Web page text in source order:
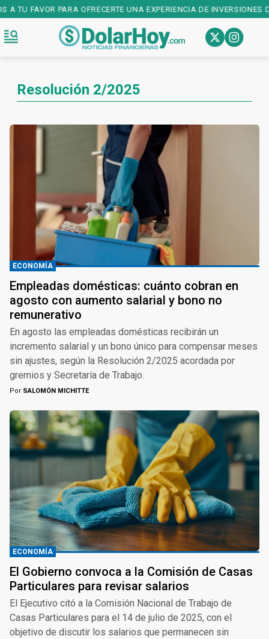
FAVOR PARA OFRECERTE UNA EXPERIENCIA DE INVERSIONES
Resolución 2/2025
ECONOMÍA
Empleadas domésticas: cuánto cobran en
agosto con aumento salarial y bono no
remunerativo
En agosto las empleadas domésticas recibirán un
incremento salarial y un bono único para compensar meses
sin ajustes, según la Resolución 2/2025 acordada por
gremios y Secretaría de Trabajo.
Por SALOMÓN MICHITTE
ECONOMÍA
El Gobierno convoca a la Comisión de Casas
Particulares para revisar salarios
El Ejecutivo citó a la Comisión Nacional de Trabajo de
Casas Particulares para el 14 de julio de 2025, con el
objetivo de discutir los salarios que permanecen sin